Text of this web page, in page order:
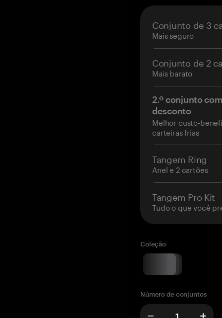
Conjunto de 3
Mais seguro
Conjunto de 2
Mais barato
2.º conjunto
desconto
Melhor custo-
carteiras frias
Tangem Ring
Anel e 2 cartões
Tangem Pro Kit
Tudo o que você
Coleção
Número de conjuntos